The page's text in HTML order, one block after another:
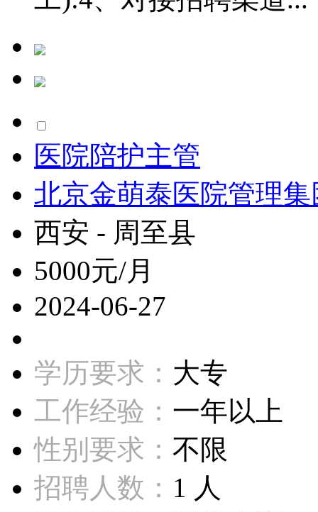
医院陪护主管
北京金萌泰医院管理
西安 - 周至县
5000元/月
2024-06-27
学历要求： 大专
工作经验： 一年以上
性别要求： 不限
招聘人数： 1 人